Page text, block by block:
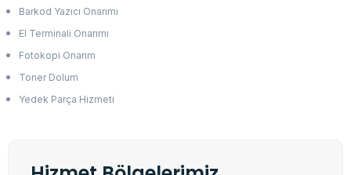
Barkod Yazıcı Onarımı
El Terminali Onarımı
Fotokopi Onarım
Toner Dolum
Yedek Parça Hizmeti